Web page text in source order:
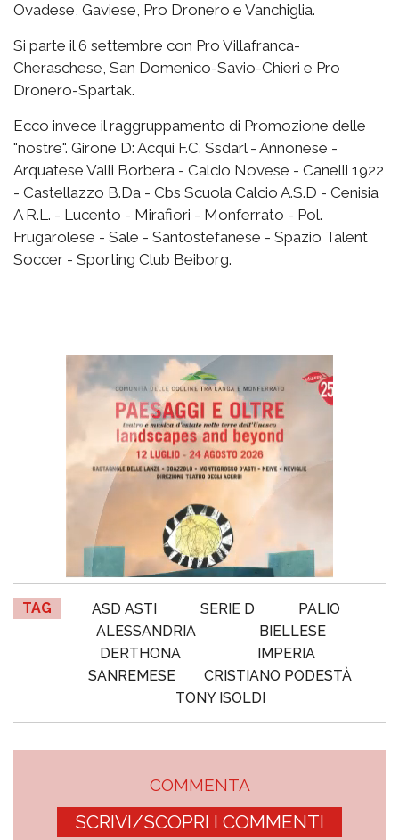
Ovadese, Gaviese, Pro Dronero e Vanchiglia.
Si parte il 6 settembre con Pro Villafranca-
Cheraschese, San Domenico-Savio-Chieri e Pro
Dronero-Spartak.
Ecco invece il raggruppamento di Promozione delle
"nostre". Girone D: Acqui F.C. Ssdarl - Annonese -
Arquatese Valli Borbera - Calcio Novese - Canelli 1922
- Castellazzo B.Da - Cbs Scuola Calcio A.S.D - Cenisia
A R.L. - Lucento - Mirafiori - Monferrato - Pol.
Frugarolese - Sale - Santostefanese - Spazio Talent
Soccer - Sporting Club Beiborg.
TAG ASD ASTI SERIE D
PALIO
ALESSANDRIA
BIELLESE
DERTHONA
IMPERIA
SANREMESE
CRISTIANO PODESTÀ
TONY ISOLDI
COMMENTA
SCRIVI/SCOPRI I COMMENTI